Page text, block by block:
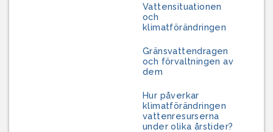
Vattensituationen
och
klimatförändringen
Gränsvattendragen
och förvaltningen av
dem
Hur påverkar
klimatförändringen
vattenresurserna
under olika årstider?